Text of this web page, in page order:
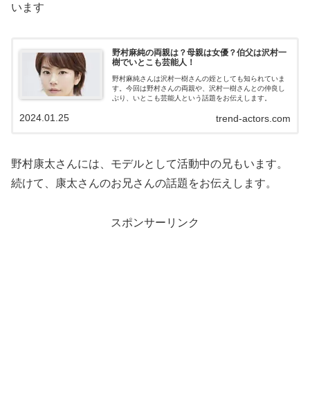
います
野村麻純の両親は？母親は女優？伯父は沢村一
樹でいとこも芸能人！
野村麻純さんは沢村一樹さんの姪としても知られていま
す。今回は野村さんの両親や、沢村一樹さんとの仲良し
ぶり、いとこも芸能人という話題をお伝えします。
trend-actors.com
2024.01.25
野村康太さんには、モデルとして活動中の兄もいます。
続けて、康太さんのお兄さんの話題をお伝えします。
スポンサーリンク